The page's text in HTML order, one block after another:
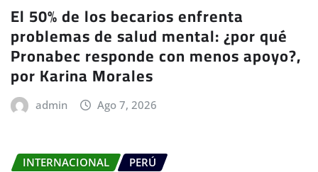
El 50% de los becarios enfrenta
problemas de salud mental: ¿por qué
Pronabec responde con menos apoyo?,
por Karina Morales
admin Ago 7, 2026
INTERNACIONAL PERÚ